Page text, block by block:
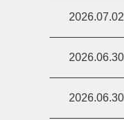
2026.07.02
2026.06.30
2026.06.30